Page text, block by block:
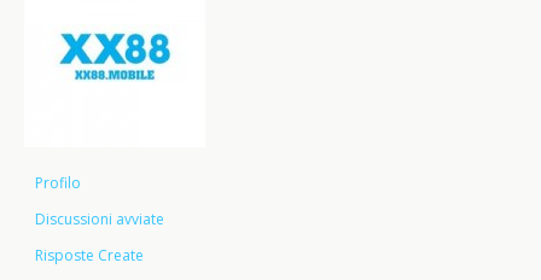
Profilo
Discussioni avviate
Risposte Create